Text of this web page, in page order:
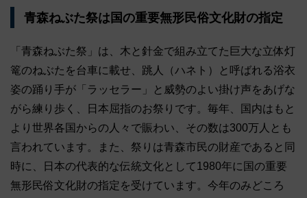
青森ねぶた祭は国の重要無形民俗文化財の指定
「青森ねぶた祭」は、木と針金で組み立てた巨大な立体灯
篭のねぶたを台車に載せ、跳人（ハネト）と呼ばれる浴衣
姿の踊り手が「ラッセラー」と威勢のよい掛け声をあげな
がら練り歩く、日本屈指のお祭りです。毎年、国内はもと
より世界各国からの人々で賑わい、その数は300万人とも
言われています。また、祭りは青森市民の財産であると同
時に、日本の代表的な伝統文化として1980年に国の重要
無形民俗文化財の指定を受けています。今年のみどころ